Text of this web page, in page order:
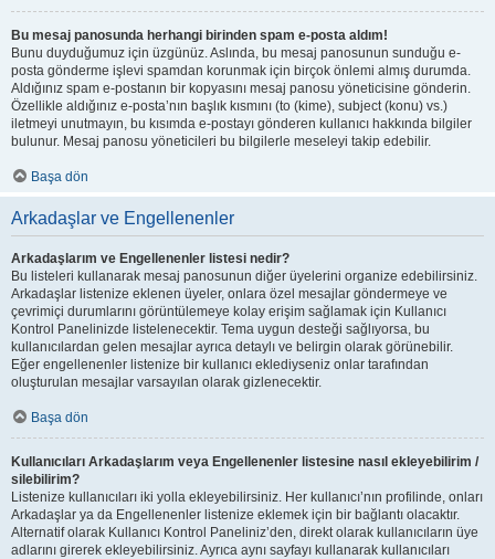
Bu mesaj panosunda herhangi birinden spam e-posta aldım!
Bunu duyduğumuz için üzgünüz. Aslında, bu mesaj panosunun sunduğu e-
posta gönderme işlevi spamdan korunmak için birçok önlemi almış durumda.
Aldığınız spam e-postanın bir kopyasını mesaj panosu yöneticisine gönderin.
Özellikle aldığınız e-posta’nın başlık kısmını (to (kime), subject (konu) vs.)
iletmeyi unutmayın, bu kısımda e-postayı gönderen kullanıcı hakkında bilgiler
bulunur. Mesaj panosu yöneticileri bu bilgilerle meseleyi takip edebilir.
Başa dön
Arkadaşlar ve Engellenenler
Arkadaşlarım ve Engellenenler listesi nedir?
Bu listeleri kullanarak mesaj panosunun diğer üyelerini organize edebilirsiniz.
Arkadaşlar listenize eklenen üyeler, onlara özel mesajlar göndermeye ve
çevrimiçi durumlarını görüntülemeye kolay erişim sağlamak için Kullanıcı
Kontrol Panelinizde listelenecektir. Tema uygun desteği sağlıyorsa, bu
kullanıcılardan gelen mesajlar ayrıca detaylı ve belirgin olarak görünebilir.
Eğer engellenenler listenize bir kullanıcı eklediyseniz onlar tarafından
oluşturulan mesajlar varsayılan olarak gizlenecektir.
Başa dön
Kullanıcıları Arkadaşlarım veya Engellenenler listesine nasıl ekleyebilirim /
silebilirim?
Listenize kullanıcıları iki yolla ekleyebilirsiniz. Her kullanıcı’nın profilinde, onları
Arkadaşlar ya da Engellenenler listenize eklemek için bir bağlantı olacaktır.
Alternatif olarak Kullanıcı Kontrol Paneliniz’den, direkt olarak kullanıcıların üye
adlarını girerek ekleyebilirsiniz. Ayrıca aynı sayfayı kullanarak kullanıcıları